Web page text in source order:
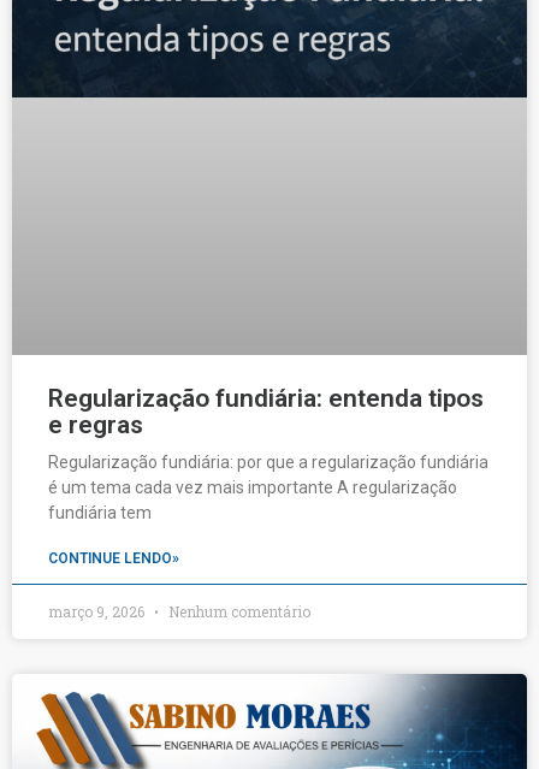
Regularização fundiária: entenda tipos
e regras
Regularização fundiária: por que a regularização fundiária
é um tema cada vez mais importante A regularização
fundiária tem
CONTINUE LENDO»
março 9, 2026 Nenhum comentário